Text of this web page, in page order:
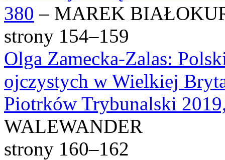
380 – MAREK
strony 154–159
Olga Zamecka-Zalas:
ojczystych w Wielkiej
Piotrków Trybunalski
WALEWANDER
strony 160–162